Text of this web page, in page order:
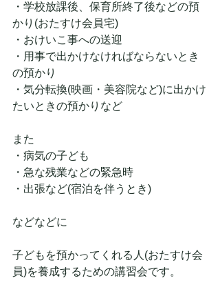
・学校放課後、保育所終了後などの預
かり(おたすけ会員宅)
・おけいこ事への送迎
・用事で出かけなければならないとき
の預かり
・気分転換(映画・美容院など)に出かけ
たいときの預かりなど
また
・病気の子ども
・急な残業などの緊急時
・出張など(宿泊を伴うとき)
などなどに
子どもを預かってくれる人(おたすけ会
員)を養成するための講習会です。